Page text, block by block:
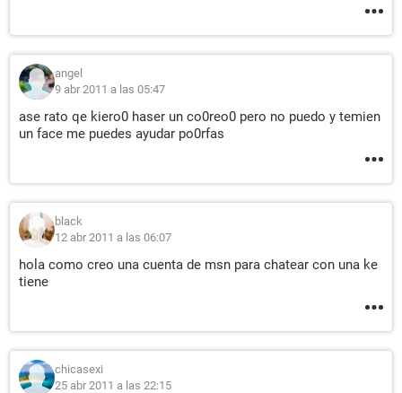
angel
9 abr 2011 a las 05:47
ase rato qe kiero0 haser un co0reo0 pero no puedo y temien
un face me puedes ayudar po0rfas
black
12 abr 2011 a las 06:07
hola como creo una cuenta de msn para chatear con una ke
tiene
chicasexi
25 abr 2011 a las 22:15